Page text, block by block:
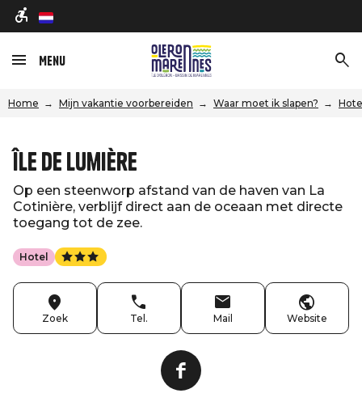
nl
Menu
Home Mijn vakantie voorbereiden Waar moet ik slapen?
Île de Lumière
Op een steenworp afstand van de haven van La
Cotinière, verblijf direct aan de oceaan met directe
toegang tot de zee.
Hotel
Zoek Tel. Mail Website